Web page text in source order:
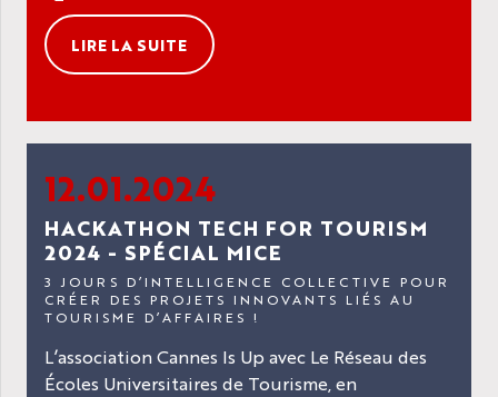
LIRE LA SUITE
12.01.2024
HACKATHON TECH FOR TOURISM
2024 - SPÉCIAL MICE
3 JOURS D’INTELLIGENCE COLLECTIVE POUR
CRÉER DES PROJETS INNOVANTS LIÉS AU
TOURISME D’AFFAIRES !
L’association Cannes Is Up avec Le Réseau des
Écoles Universitaires de Tourisme, en